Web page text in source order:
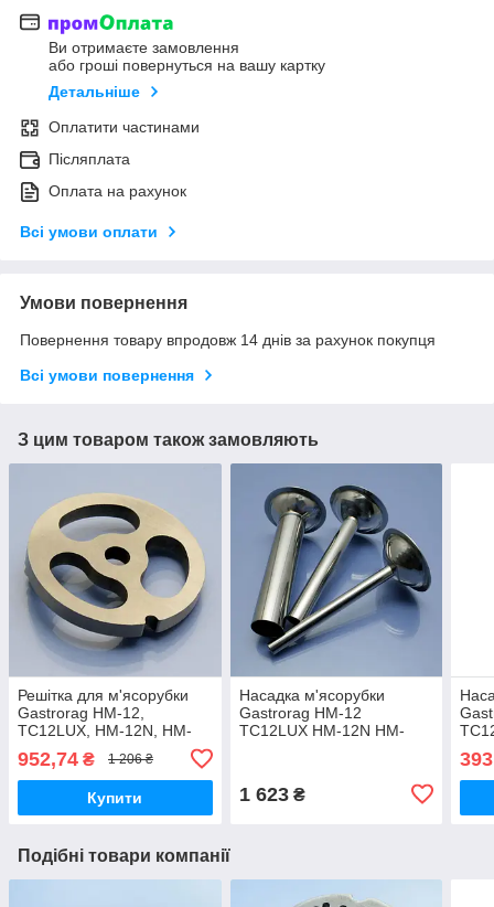
Ви отримаєте замовлення
або гроші повернуться на вашу картку
Детальніше
Оплатити частинами
Післяплата
Оплата на рахунок
Всі умови оплати
Умови повернення
Повернення товару впродовж 14 днів за рахунок покупця
Всі умови повернення
З цим товаром також замовляють
Решітка для м'ясорубки
Gastrorag HM-12,
TC12LUX, HM-12N, HM-
12NS, HM-12GR, TC12I-
ZJ, HM-C12A для ковбаси
952,74 ₴ 1 206 ₴
Купити
Насадка м'ясорубки
Gastrorag HM-12
TC12LUX HM-12N HM-
1 623₴
Подібні товари компанії